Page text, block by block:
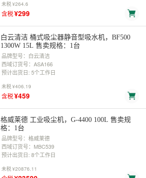
未税¥264.6
含税¥299
白云清洁 桶式吸尘器静音型吸水机，BF500
1300W 15L 售卖规格：1台
品牌型号：白云清洁
西域订货号：ASA166
预计出货日: 5个工作日
未税¥406.19
含税¥459
格威莱德 工业吸尘机，G-4400 100L 售卖规
格：1台
品牌型号：格威莱德
西域订货号：MBC539
预计出货日: 8个工作日
未税¥20876.11